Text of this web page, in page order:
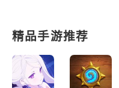
精品手游推荐